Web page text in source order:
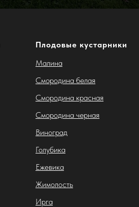
Плодовые кустарники
Малина
Смородина белая
Смородина красная
Смородина черная
Виноград
Голубика
Ежевика
Жимолость
Ирга